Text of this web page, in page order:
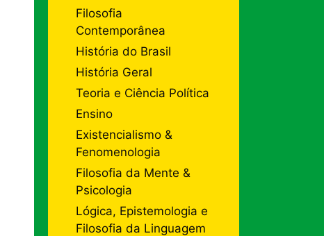
Filosofia
Contemporânea
História do Brasil
História Geral
Teoria e Ciência Política
Ensino
Existencialismo &
Fenomenologia
Filosofia da Mente &
Psicologia
Lógica, Epistemologia e
Filosofia da Linguagem